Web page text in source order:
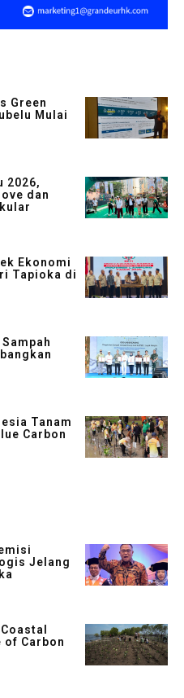
Green
Mulai
2026,
dan
Ekonomi
Tapioka di
Tanam
Carbon
Jelang
of Carbon